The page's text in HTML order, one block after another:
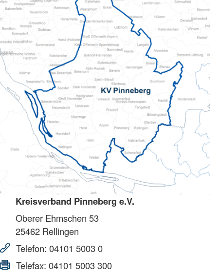
Kreisverband Pinneberg e.V.
Oberer Ehmschen 53
25462 Rellingen
Telefon: 04101 5003 0
Telefax: 04101 5003 300